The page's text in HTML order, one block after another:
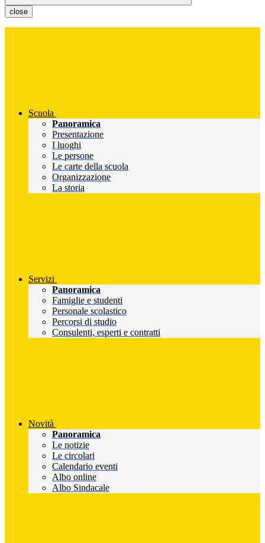
close
Scuola
Panoramica
Presentazione
I luoghi
Le persone
Le carte della scuola
Organizzazione
La storia
Servizi
Panoramica
Famiglie e studenti
Personale scolastico
Percorsi di studio
Consulenti, esperti e contratti
Novità
Panoramica
Le notizie
Le circolari
Calendario eventi
Albo online
Albo Sindacale